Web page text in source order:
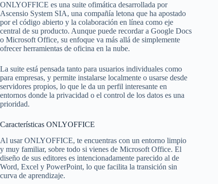
ONLYOFFICE es una suite ofimática desarrollada por
Ascensio System SIA, una compañía letona que ha apostado
por el código abierto y la colaboración en línea como eje
central de su producto. Aunque puede recordar a Google Docs
o Microsoft Office, su enfoque va más allá de simplemente
ofrecer herramientas de oficina en la nube.
La suite está pensada tanto para usuarios individuales como
para empresas, y permite instalarse localmente o usarse desde
servidores propios, lo que le da un perfil interesante en
entornos donde la privacidad o el control de los datos es una
prioridad.
Características ONLYOFFICE
Al usar ONLYOFFICE, te encuentras con un entorno limpio
y muy familiar, sobre todo si vienes de Microsoft Office. El
diseño de sus editores es intencionadamente parecido al de
Word, Excel y PowerPoint, lo que facilita la transición sin
curva de aprendizaje.